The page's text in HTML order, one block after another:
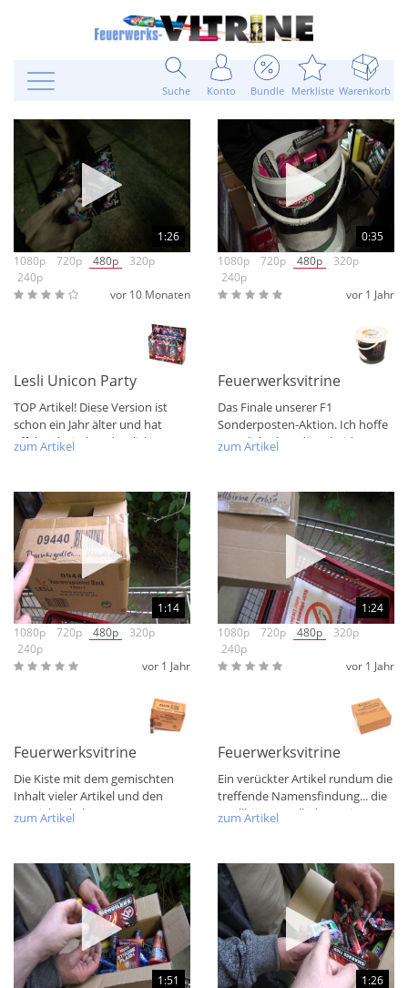
Suche Konto Bundle Merkliste Warenkorb
1:26
1080p
720p 480p
320p
240p
vor 10 Monaten
Lesli Unicon Party 5er Fontänen Box TEDI
TOP Artikel! Diese Version ist
schon ein Jahr älter und hat
effektechnisch ordentlich was
zum Artikel
0:35
1080p
720p 480p
320p
240p
vor 1 Jahr
Feuerwerksvitrine Bunter
Das Finale unserer F1
Sonderposten-Aktion. Ich hoffe
natürlich, dass diese beiden
zum Artikel
1:14
1080p
720p 480p
320p
240p
vor 1 Jahr
Feuerwerksvitrine Bunte Kiste Donnergrollen &
Die Kiste mit dem gemischten
Inhalt vieler Artikel und den
Spezialartikeln von
zum Artikel
1:24
1080p
720p 480p
320p
240p
vor 1 Jahr
Feuerwerksvitrine Bunte
Ein verückter Artikel rundum die
treffende Namensfindung... die
Knallbirne, Knallerbse - ein...
zum Artikel
1:51
1:26